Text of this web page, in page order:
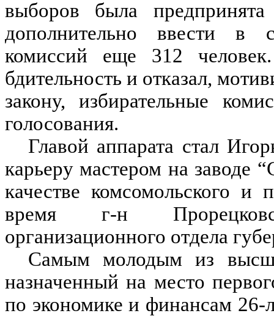
выборов была
дополнительно ввести в
комиссий еще 312
бдительность и отказал,
закону, избирательные
голосования.
Главой аппарата стал
карьеру мастером на заводе
качестве комсомольского и
время г-н
организационного отдела
Самым молодым из
назначенный на место
по экономике и финансам 26-